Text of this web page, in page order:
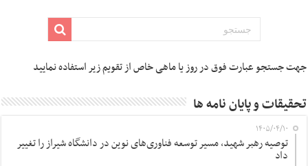
جهت جستجو عبارت فوق در روز یا ماهی خاص از تقویم زیر استفاده نمایید
تحقیقات و پایان نامه ها
۱۴۰۵/۰۴/۱۰
توصیه رهبر شهید، مسیر توسعه فناوری‌های نوین در دانشگاه شیراز را تغییر
داد